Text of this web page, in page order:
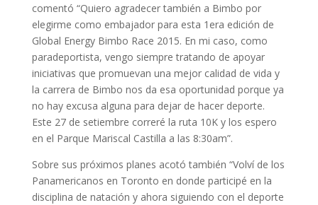
comentó “Quiero agradecer también a Bimbo por
elegirme como embajador para esta 1era edición de
Global Energy Bimbo Race 2015. En mi caso, como
paradeportista, vengo siempre tratando de apoyar
iniciativas que promuevan una mejor calidad de vida y
la carrera de Bimbo nos da esa oportunidad porque ya
no hay excusa alguna para dejar de hacer deporte.
Este 27 de setiembre correré la ruta 10K y los espero
en el Parque Mariscal Castilla a las 8:30am”.
Sobre sus próximos planes acotó también “Volví de los
Panamericanos en Toronto en donde participé en la
disciplina de natación y ahora siguiendo con el deporte